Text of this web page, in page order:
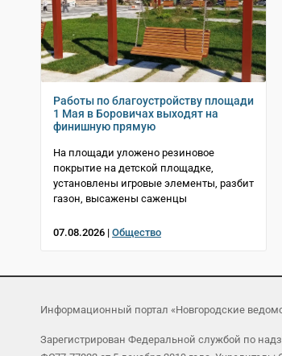
Работы по благоустройству площади
1 Мая в Боровичах выходят на
финишную прямую
На площади уложено резиновое
покрытие на детской площадке,
установлены игровые элементы, разбит
газон, высажены саженцы
07.08.2026 | Общество
Информационный портал «Новгородские
Зарегистрирован Федеральной службой по